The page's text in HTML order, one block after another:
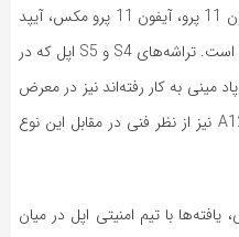
نیز در آیفون 11، آیفون 11 پرو، آیفون 11 پرو مکس، آیپد
است. تراشه‌های S4 و S5 اپل که در
مینی به کار رفته‌اند نیز در معرض
نیز از نظر فنی در مقابل این نوع
با تیم امنیتی اپل در میان